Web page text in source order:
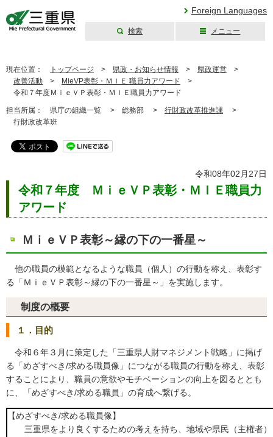
Foreign Languages
検索 メニュー
現在位置： トップページ > 県政・お知らせ情報 > 県政運営 >
改善活動 > MieVP表彰・ＭＩＥ 職員力アワード >
令和７年度ＭｉｅＶＰ表彰・ＭＩＥ職員力アワード
担当所属： 県庁の組織一覧 > 総務部 > 行財政改革推進課 >
行財政改革班
令和08年02月27日
令和７年度 ＭｉｅＶＰ表彰・ ＭＩＥ職員力
アワード
ＭｉｅＶＰ表彰～縁の下の一番星～
他の職員の模範となるような職員（個人）の行動を称え、表彰す
る「ＭｉｅＶＰ表彰～縁の下の一番星～」を実施します。
制度の概要
１．目的
令和６年３月に策定した「三重県人財マネジメント戦略」に掲げ
る「めざすべき/求める職員像」につながる職員の行動を称え、表彰
することにより、職員の意欲やモチベーションの向上を図るととも
に、「めざすべき/求める職員」の育成へ繋げる。
【めざすべき/求める職員像】
三重県をより良くするための考えを持ち、地域や県民（主権者）